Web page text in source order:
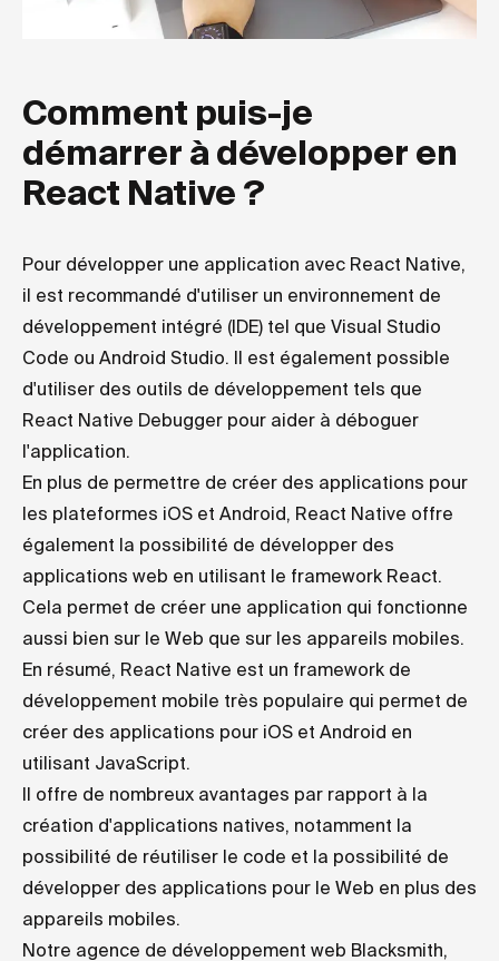
Comment puis-je
démarrer à développer en
React Native ?
Pour développer une application avec React Native,
il est recommandé d'utiliser un environnement de
développement intégré (IDE) tel que Visual Studio
Code ou Android Studio. Il est également possible
d'utiliser des outils de développement tels que
React Native Debugger pour aider à déboguer
l'application.
En plus de permettre de créer des applications pour
les plateformes iOS et Android, React Native offre
également la possibilité de développer des
applications web en utilisant le framework React.
Cela permet de créer une application qui fonctionne
aussi bien sur le Web que sur les appareils mobiles.
En résumé, React Native est un framework de
développement mobile très populaire qui permet de
créer des applications pour iOS et Android en
utilisant JavaScript.
Il offre de nombreux avantages par rapport à la
création d'applications natives, notamment la
possibilité de réutiliser le code et la possibilité de
développer des applications pour le Web en plus des
appareils mobiles.
Notre agence de développement web Blacksmith,